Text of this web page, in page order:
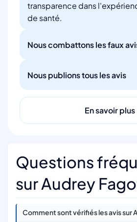
transparence dans
de santé.
Nous combattons les faux
Nous publions tous les avis
En savoir plus
Questions
sur Audrey
Comment sont vérifiés les avis sur